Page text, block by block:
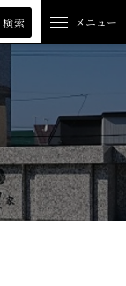
検索 メニュー